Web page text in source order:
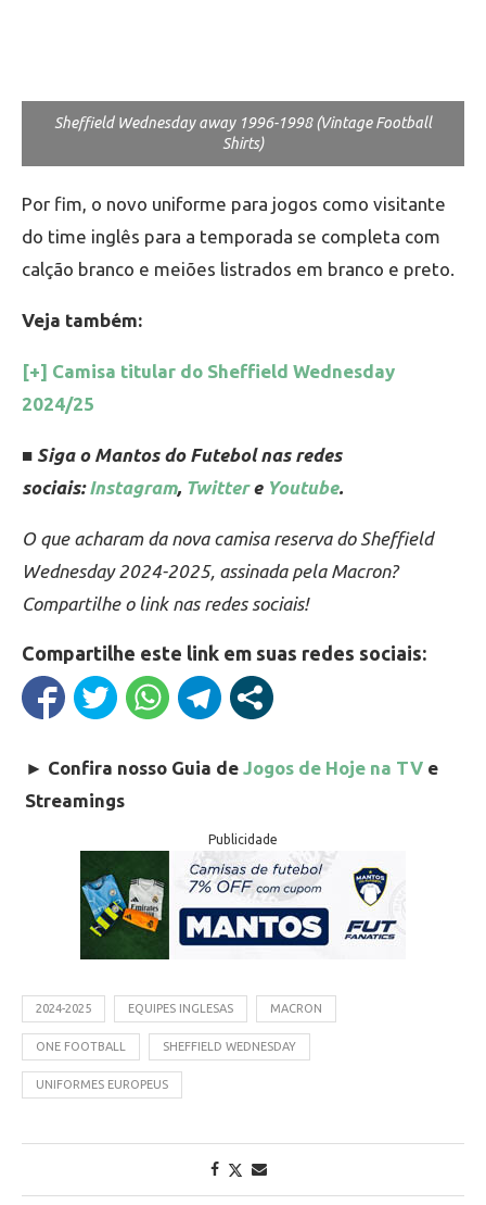
Sheffield Wednesday away 1996-1998 (Vintage Football
Shirts)
Por fim, o novo uniforme para jogos como visitante
do time inglês para a temporada se completa com
calção branco e meiões listrados em branco e preto.
Veja também:
[+] Camisa titular do Sheffield Wednesday
2024/25
■ Siga o Mantos do Futebol nas redes
sociais: Instagram, Twittere Youtube.
O que acharam da nova camisa reserva do Sheffield
Wednesday 2024-2025, assinada pela Macron?
Compartilhe o link nas redes sociais!
Compartilhe este link em suas redes sociais:
► Confira nosso Guia de Jogos de Hoje na TV e
Streamings
Publicidade
2024-2025 EQUIPES INGLESAS MACRON
ONE FOOTBALL SHEFFIELD WEDNESDAY
UNIFORMES EUROPEUS